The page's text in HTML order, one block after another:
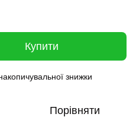
Купити
знижки
Порівняти